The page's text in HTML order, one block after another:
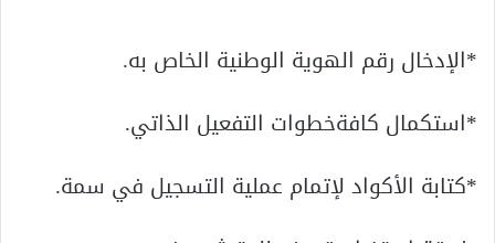
*الإدخال رقم الهوية الوطنية الخاص به.
*استكمال كافةخطوات التفعيل الذاتي.
*كتابة الأكواد لإتمام عملية التسجيل في سمة.